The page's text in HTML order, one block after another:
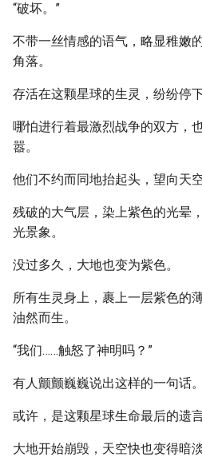
“破坏。”
不带一丝情感的语气，略显稚嫩
角落。
存活在这颗星球的生灵，纷纷停
哪怕进行着最激烈战争的双方，
嚣。
他们不约而同地抬起头，望向天空
残破的大气层，染上紫色的光晕
光景象。
没过多久，大地也变为紫色。
所有生灵身上，裹上一层紫色的
油然而生。
“我们……触怒了神明吗？”
有人颤颤巍巍说出这样的一句话。
或许，是这颗星球生命最后的遗言
大地开始崩毁，天空快也变得暗淡